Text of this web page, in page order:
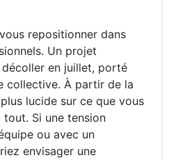
repositionner dans
Un projet
en juillet, porté
collective. À partir de la
lucide sur ce que vous
Si une tension
ou avec un
envisager une